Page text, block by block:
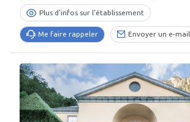
Plus d’infos sur l’établissement
Me faire rappeler Envoyer un e-mail